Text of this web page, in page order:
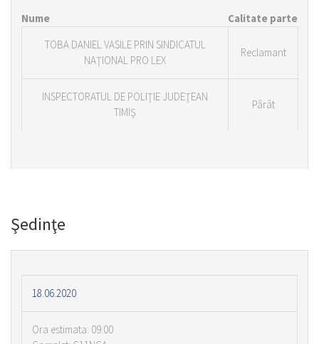
Nume
Calitate parte
TOBA DANIEL VASILE PRIN SINDICATUL
NAŢIONAL PRO LEX
Reclamant
INSPECTORATUL DE POLIŢIE JUDEŢEAN
TIMIŞ
Pârât
Şedinţe
18.06.2020
Ora estimata: 09:00